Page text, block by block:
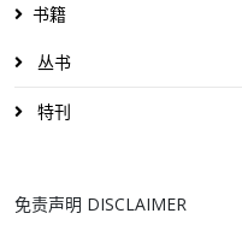
书籍
丛书
特刊
免责声明 DISCLAIMER